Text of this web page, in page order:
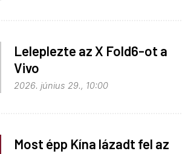
Leleplezte az X Fold6-ot a
Vivo
2026. június 29., 10:00
Most épp Kína lázadt fel az